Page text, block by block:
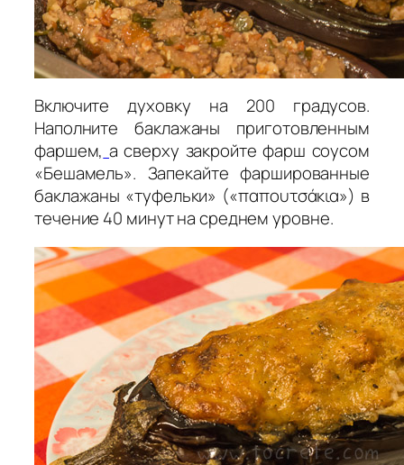
Включите духовку на 200 градусов.
Наполните баклажаны приготовленным
фаршем, а сверху закройте фарш соусом
«Бешамель». Запекайте фаршированные
баклажаны «туфельки» («παπουτσάκια») в
течение 40 минут на среднем уровне.